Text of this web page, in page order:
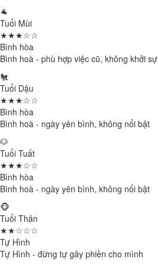
🐐
Tuổi Mùi
★★★☆☆
Bình hòa
Bình hoà - phù hợp việc cũ, không khởi sự
🐔
Tuổi Dậu
★★★☆☆
Bình hòa
Bình hoà - ngày yên bình, không nổi bật
🐶
Tuổi Tuất
★★★☆☆
Bình hòa
Bình hoà - ngày yên bình, không nổi bật
🐵
Tuổi Thân
★★☆☆☆
Tự Hình
Tự Hình - đừng tự gây phiền cho mình